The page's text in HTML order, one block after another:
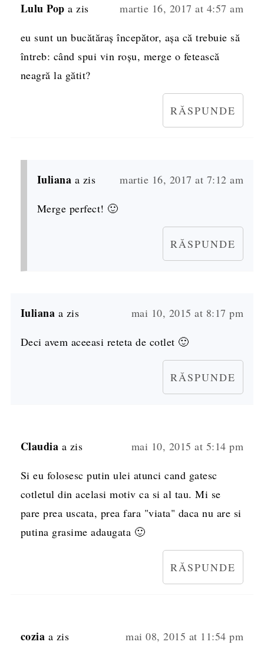
Lulu Pop a zis martie 16, 2017 at 4:57 am
eu sunt un bucătăraș începător, așa că trebuie să
întreb: când spui vin roșu, merge o fetească
neagră la gătit?
RĂSPUNDE
Iuliana a zis martie 16, 2017 at 7:12 am
Merge perfect! 🙂
RĂSPUNDE
Iuliana a zis mai 10, 2015 at 8:17 pm
Deci avem aceeasi reteta de cotlet 🙂
RĂSPUNDE
Claudia a zis mai 10, 2015 at 5:14 pm
Si eu folosesc putin ulei atunci cand gatesc
cotletul din acelasi motiv ca si al tau. Mi se
pare prea uscata, prea fara "viata" daca nu are si
putina grasime adaugata 🙂
RĂSPUNDE
cozia a zis mai 08, 2015 at 11:54 pm